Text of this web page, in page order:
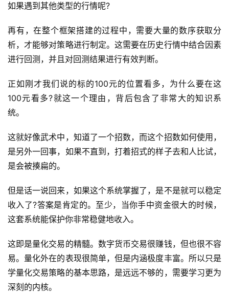
如果遇到其他类型的行情呢?
再有，在整个框架搭建的过程中，需要大量的数序获取分
析，才能够对策略进行制定。这需要在历史行情中结合因素
进行回测，并且对回测结果进行有效判断。
正如刚才我们说的标的100元的位置看多，为什么要在这
100元看多?就这一个理由，背后包含了非常大的知识系
统。
这就好像武术中，知道了一个招数，而这个招数如何使用，
是另外一回事，如果不直到，打着招式的样子去和人比试，
是会被揍扁的。
但是话一说回来，如果这个系统掌握了，是不是就可以稳定
收入了?答案是肯定的。至少，当你手中资金很大的时候，
这套系统能保护你非常稳健地收入。
这即是量化交易的精髓。数字货币交易很赚钱，但也很不容
易。量化外在的表现很简单，但是内涵极度丰富。所以只是
学量化交易策略的基本思路，是远远不够的，需要学习更为
深刻的内核。